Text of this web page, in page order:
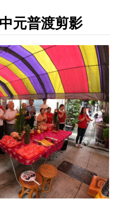
人才招募
聯絡我們
元普渡剪影